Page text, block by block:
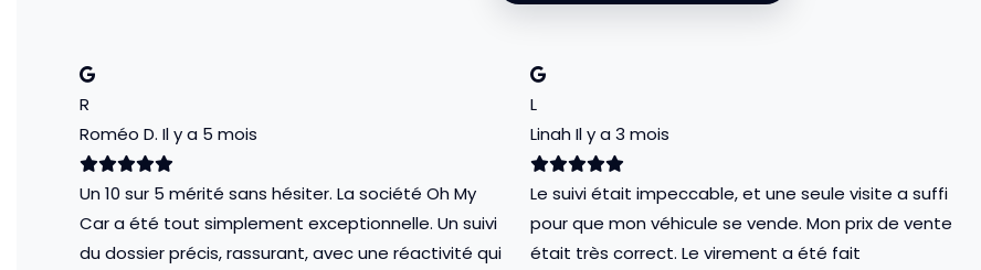
R
Roméo D. Il y a 5 mois
Un 10 sur 5 mérité sans hésiter. La société Oh My
Car a été tout simplement exceptionnelle. Un suivi
du dossier précis, rassurant, avec une réactivité qui
L
Linah Il y a 3 mois
Le suivi était impeccable, et une seule visite a suffi
pour que mon véhicule se vende. Mon prix de vente
était très correct. Le virement a été fait